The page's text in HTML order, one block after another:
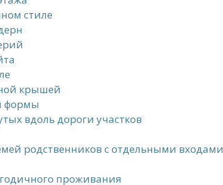
стиле
крышей
формы
вдоль дороги участков
родственников с отдельными входами
проживания